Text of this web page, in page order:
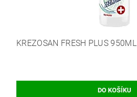
KREZOSAN FRESH PLUS 950ML